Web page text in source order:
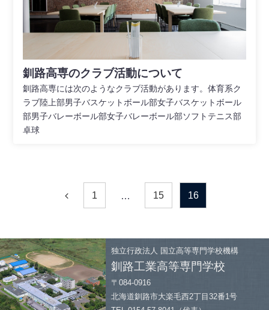
釧路高専のクラブ活動について
釧路高専には次のようなクラブ活動があります。体育系ク
ラブ陸上部男子バスケットボール部女子バスケットボール
部男子バレーボール部女子バレーボール部ソフトテニス部
卓球
1 … 15 16
独立行政法人 国立高等専門学校機構
釧路工業高等専門学校
〒084-0916
北海道釧路市大楽毛西2丁目32番1号